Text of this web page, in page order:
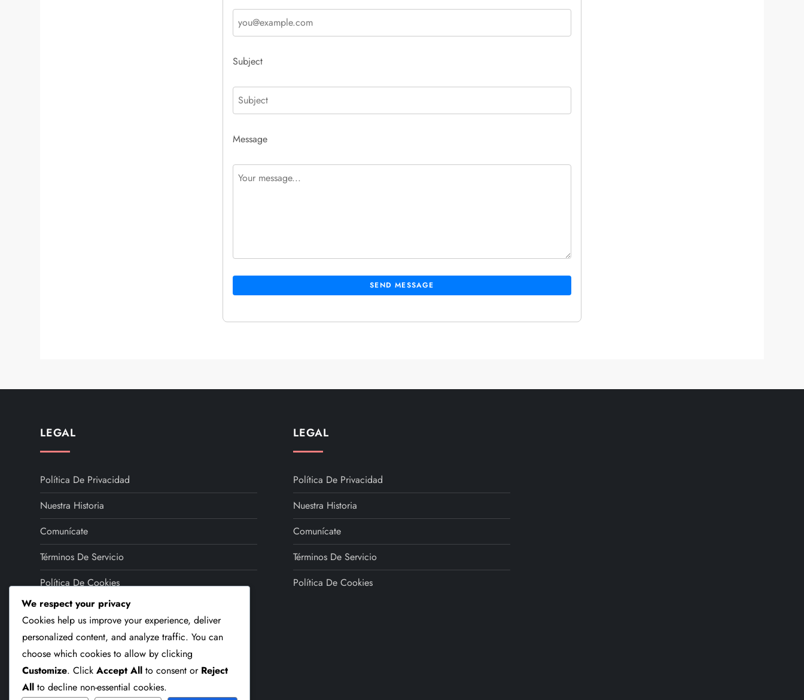
Subject
Message
SEND MESSAGE
LEGAL
Política De Privacidad
Nuestra Historia
Comunícate
Términos De Servicio
Política De Cookies
IDIOMA
English (US)▾
LEGAL
Política De Privacidad
Nuestra Historia
Comunícate
Términos De Servicio
Política De Cookies
We respect your privacy
Cookies help us improve your experience, deliver
personalized content, and analyze traffic. You can
choose which cookies to allow by clicking
Customize. Click Accept All to consent or Reject
All to decline non-essential cookies.